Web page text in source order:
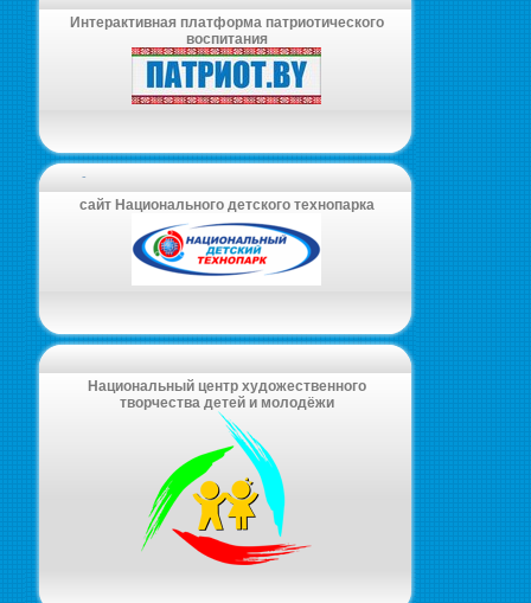
Интерактивная платформа патриотического
воспитания
-
сайт Национального детского технопарка
Национальный центр художественного
творчества детей и молодёжи